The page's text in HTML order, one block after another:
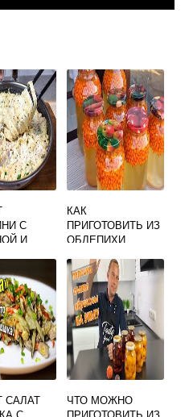
С
И
КАК
ПРИГОТОВИТЬ ИЗ
ОБЛЕПИХИ
САЛАТ
ЧТО МОЖНО